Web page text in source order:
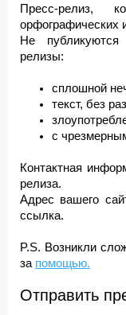
Пресс-релиз,
орфографических
Не
релизы:
сплошной
текст, без
с
Контактная
релиза.
Адрес вашего
ссылка.
P.S. Возникли
за помощью.
Отправить